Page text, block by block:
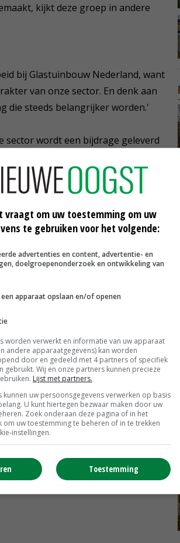
kijkt deze groep in andere
bij Glastuinbouw Nederland, want
van onze sector. En denk aan
die steeds belangrijker worden.'
sector wordt een bijdrage geleverd
issues zoals de
Als je in de sector werkt, verricht
liever doen, zeker in het midden-
als werknemer in de sector,
in zijn geheel, en de bedrijven in
te kantelen, zodat jongeren
idee is dat de jongeren die in
in hun eigen netwerken.'
vraagt om uw toestemming om uw
te gebruiken voor het volgende:
advertenties en content, advertentie- en
doelgroepenonderzoek en ontwikkeling van
apparaat opslaan en/of openen
worden verwerkt en informatie van uw apparaat
andere apparaatgegevens) kan worden
door en gedeeld met 4 partners of specifiek
gebruikt. Wij en onze partners kunnen precieze
Lijst met partners.
kunnen uw persoonsgegevens verwerken op basis
U kunt hiertegen bezwaar maken door uw
Zoek onderaan deze pagina of in het
om uw toestemming te beheren of in te trekken
instellingen.
Toestemming